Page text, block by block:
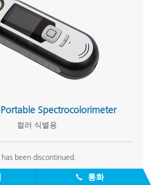
Portable Spectrocolorimeter
컬러 식별용
been discontinued.
통화